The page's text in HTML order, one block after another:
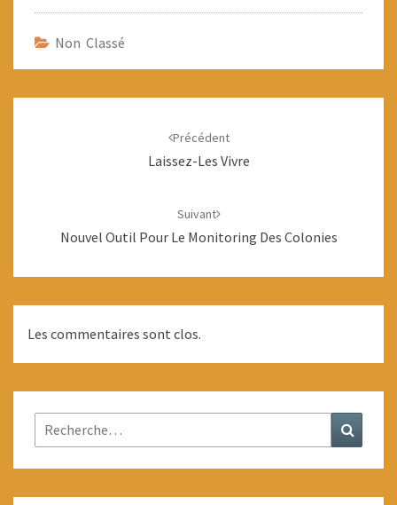
Non Classé
Précédent
Laissez-Les Vivre
Suivant
Nouvel Outil Pour Le Monitoring Des Colonies
Les commentaires sont clos.
Rechercher :